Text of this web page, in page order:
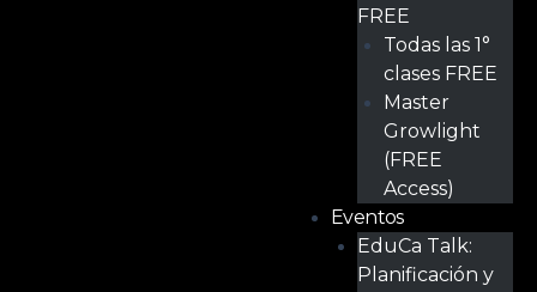
FREE
Todas las 1°
clases FREE
Master
Growlight
(FREE
Access)
Eventos
EduCa Talk:
Planificación y